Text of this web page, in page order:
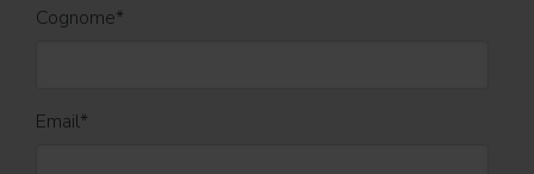
Cognome*
Email*